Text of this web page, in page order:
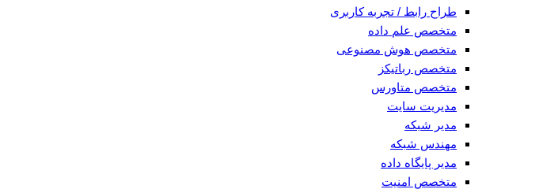
طراح رابط / تجربه کاربری
متخصص علم داده
متخصص هوش مصنوعی
متخصص رباتیکز
متخصص متاورس
مدیریت سایت
مدیر شبکه
مهندس شبکه
مدیر پایگاه داده
متخصص امنیت